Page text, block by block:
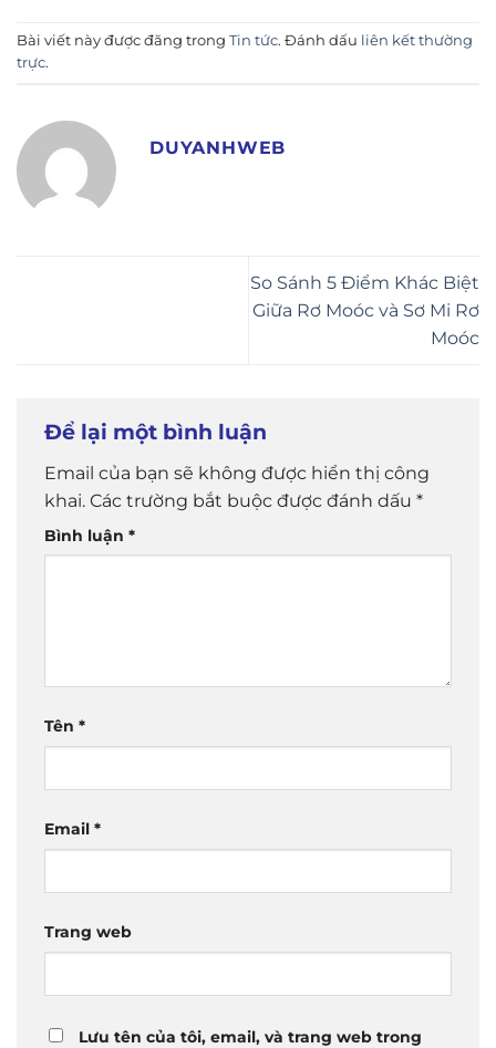
Bài viết này được đăng trong Tin tức. Đánh dấu liên kết thường
trực.
DUYANHWEB
So Sánh 5 Điểm Khác Biệt
Giữa Rơ Moóc và Sơ Mi Rơ
Moóc
Để lại một bình luận
Email của bạn sẽ không được hiển thị công
khai. Các trường bắt buộc được đánh dấu *
Bình luận *
Tên *
Email *
Trang web
Lưu tên của tôi, email, và trang web trong